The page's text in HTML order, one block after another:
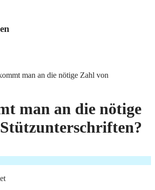
man an die nötige Zahl von
man an die nötige